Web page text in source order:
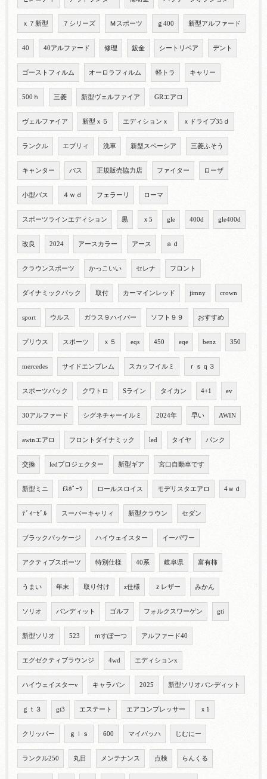
ｘ７新型 ７シリーズ Ｍスポーツ ｇ400 新型アルファード
40 40アルファード 修理 鈑金 シートリペア デント
ゴーストフィルム オーロラフィルム 軽トラ キャリー
500ｈ 三菱 新型ヴェルファイア GRエアロ
ヴェルファイア 新型ｘ５ エディションｘ ｘドライブ35ｄ
ランクル エブリィ 洗車 新型スペーシア 三菱ふそう
キャンター バス 正規販売協力店 ファイター ローザ
小型バス ４ｗｄ フェラーリ ローマ
スポーツラインエディション 黒 ｘ5 gle 400d gle400d
改良 2024 アースカラー アース ａｄ
クラウンスポーツ かっこいい セレナ フロント
ダイナミックパック 取付 カーマインレッド jimny crown
sport ウルス ガラス９ハイパー ソフト９９ おすすめ
プリウス スポーツ ｘ５ eqs 450 eqe benz 350
mercedes サイドエンブレム スカッフイルミ ｒｓｑ３
スポーツバック クワトロ Sライン タイカン 4+1 ev
30アルファード シグネチャーイルミ 2024年 早い AWIN
awinエアロ フロントダイナミック led タイヤ パンク
交換 ledプロジェクター 新型ギア 宮口自動車です
新型ミニ fｽﾎﾟｰﾂ ロールスロイス モデリスタエアロ 4ｗｄ
ﾃﾞｨｰｾﾞﾙ スーパーキャリィ 新型クラウン セダン
ブラックパッケージ ハイウェイスター イーパワー
アクティブスポーツ 特別仕様 40系 岐阜県 富有柿
うまい 年末 取り付け z仕様 ｚレザー みかん
ソリオ バンディット ゴルフ フォルクスワーゲン gti
新型ソリオ 523 ｍすぽーつ アルファード40
エグゼクティブラウンジ 4wd エディションx
ハイウェイスターv キャラバン 2025 新型ソリオバンディット
ｇｔ３ gt3 エステート エアコンプレッサー ｘ1
クリッパー ｇｌｓ 600 マイバッハ じむにー
ランクル250 丸目 メンテナンス 点検 らんくる